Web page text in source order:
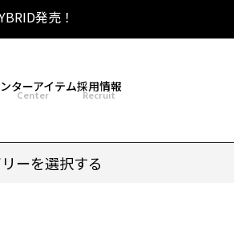
発売！
ターアイテム
Center
採用情報
Recruit
ーを選択する